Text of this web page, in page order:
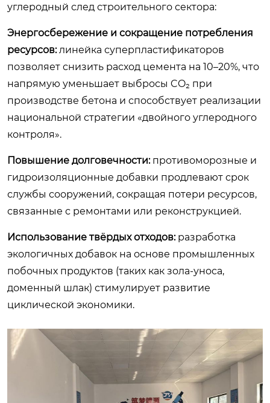
углеродный след строительного сектора:
Энергосбережение и сокращение потребления
ресурсов:линейка суперпластификаторов
позволяет снизить расход цемента на 10–20%, что
напрямую уменьшает выбросы CO₂ при
производстве бетона и способствует реализации
национальной стратегии «двойного углеродного
контроля».
Повышение долговечности:противоморозные и
гидроизоляционные добавки продлевают срок
службы сооружений, сокращая потери ресурсов,
связанные с ремонтами или реконструкцией.
Использование твёрдых отходов:разработка
экологичных добавок на основе промышленных
побочных продуктов (таких как зола-уноса,
доменный шлак) стимулирует развитие
циклической экономики.